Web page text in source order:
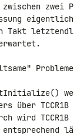
zwei
Takt
weg
über
wird